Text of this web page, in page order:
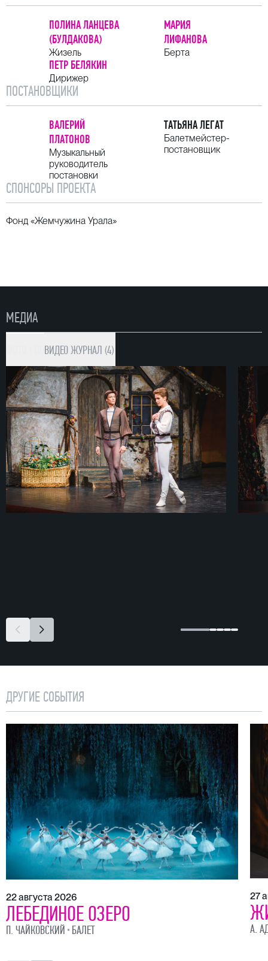
ПОЛИНА ЛАНЦЕВА
(БУЛДАКОВА)
Жизель
МАРИЯ
ЛИФАНОВА
Берта
ПЕТР БЕЛЯКИН
Дирижер
ПОСТАНОВЩИКИ
ВАЛЕРИЙ
ПЛАТОНОВ
Музыкальный
руководитель
постановки
ТАТЬЯНА ЛЕГАТ
Балетмейстер-
постановщик
СПОНСОРЫ ПРОЕКТА
Фонд «Жемчужина Урала»
МЕДИА
ВИДЕОЖУРНАЛ (4)
ДРУГИЕ СОБЫТИЯ
22 августа 2026
ЛЕБЕДИНОЕ ОЗЕРО
П. ЧАЙКОВСКИЙ БАЛЕТ
27
А.